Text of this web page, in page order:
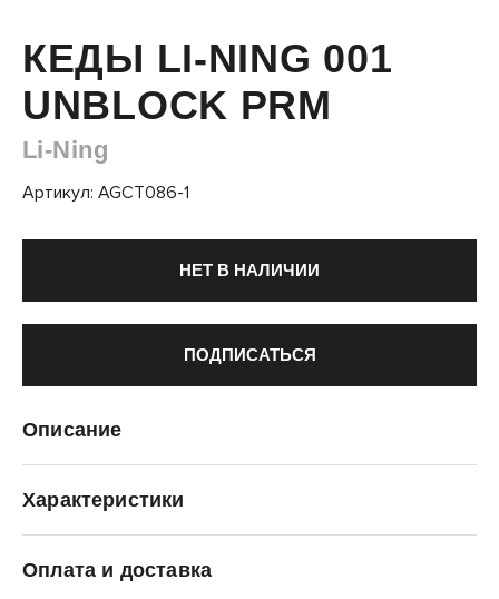
КЕДЫ LI-NING 001
UNBLOCK PRM
Li-Ning
Артикул: AGCT086-1
НЕТ В НАЛИЧИИ
ПОДПИСАТЬСЯ
Описание
Характеристики
Оплата и доставка